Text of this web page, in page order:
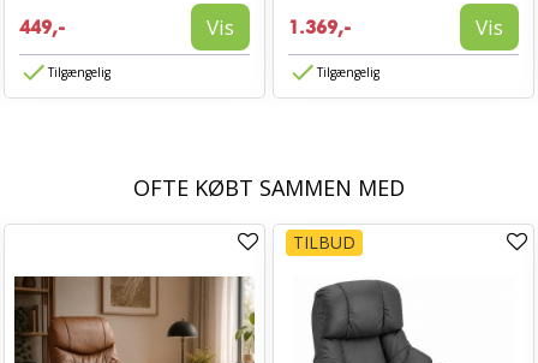
449,- Vis
Tilgængelig
1.369,- Vis
Tilgængelig
OFTE KØBT SAMMEN MED
TILBUD